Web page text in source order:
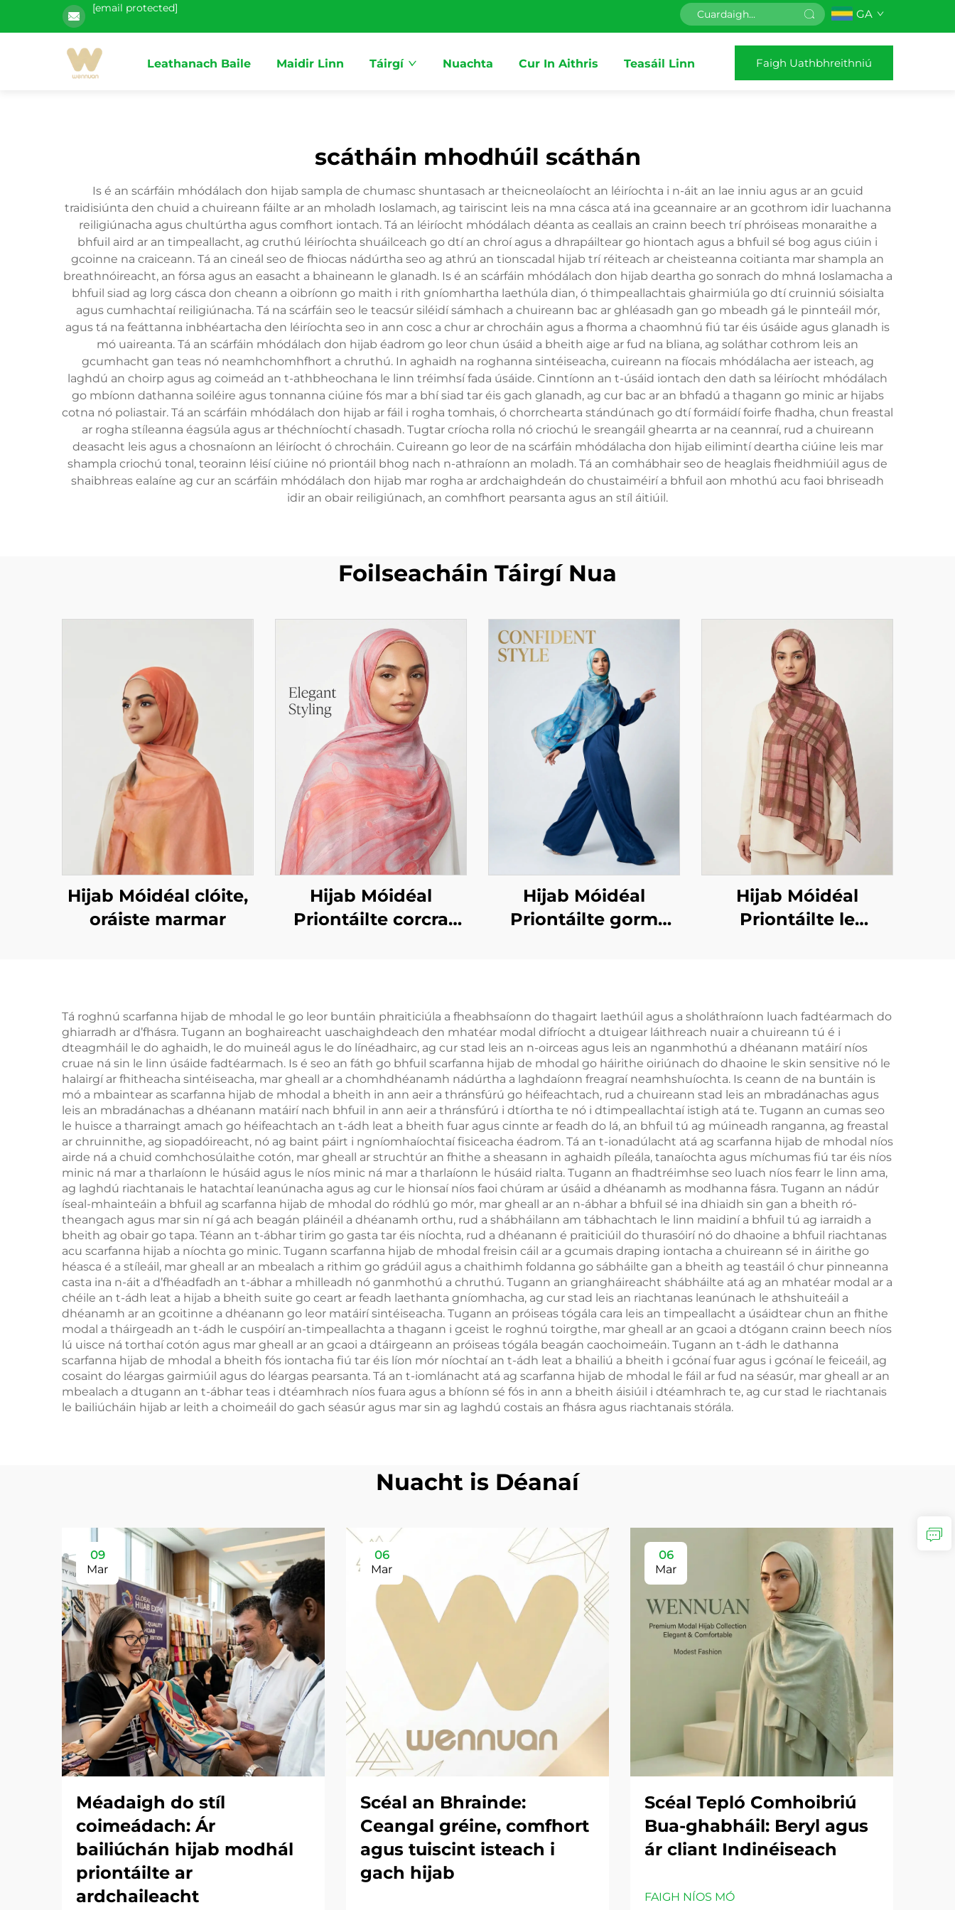
[email protected] GA
Leathanach Baile Maidir Linn Táirgí Nuachta Cur In Aithris Teasáil Linn Faigh Uathbhreithniú
scátháin mhodhúil scáthán
Is é an scárfáin mhódálach don hijab sampla de chumasc shuntasach ar theicneolaíocht an léiríochta i n-áit an lae inniu agus ar an gcuid
traidisiúnta den chuid a chuireann fáilte ar an mholadh Ioslamach, ag tairiscint leis na mna cásca atá ina gceannaire ar an gcothrom idir luachanna
reiligiúnacha agus chultúrtha agus comfhort iontach. Tá an léiríocht mhódálach déanta as ceallais an crainn beech trí phróiseas monaraithe a
bhfuil aird ar an timpeallacht, ag cruthú léiríochta shuáilceach go dtí an chroí agus a dhrapáiltear go hiontach agus a bhfuil sé bog agus ciúin i
gcoinne na craiceann. Tá an cineál seo de fhiocas nádúrtha seo ag athrú an tionscadal hijab trí réiteach ar cheisteanna coitianta mar shampla an
breathnóireacht, an fórsa agus an easacht a bhaineann le glanadh. Is é an scárfáin mhódálach don hijab deartha go sonrach do mhná Ioslamacha a
bhfuil siad ag lorg cásca don cheann a oibríonn go maith i rith gníomhartha laethúla dian, ó thimpeallachtais ghairmiúla go dtí cruinniú sóisialta
agus cumhachtaí reiligiúnacha. Tá na scárfáin seo le teacsúr siléidí sámhach a chuireann bac ar ghléasadh gan go mbeadh gá le pinnteáil mór,
agus tá na feáttanna inbhéartacha den léiríochta seo in ann cosc a chur ar chrocháin agus a fhorma a chaomhnú fiú tar éis úsáide agus glanadh is
mó uaireanta. Tá an scárfáin mhódálach don hijab éadrom go leor chun úsáid a bheith aige ar fud na bliana, ag soláthar cothrom leis an
gcumhacht gan teas nó neamhchomhfhort a chruthú. In aghaidh na roghanna sintéiseacha, cuireann na fíocais mhódálacha aer isteach, ag
laghdú an choirp agus ag coimeád an t-athbheochana le linn tréimhsí fada úsáide. Cinntíonn an t-úsáid iontach den dath sa léiríocht mhódálach
go mbíonn dathanna soiléire agus tonnanna ciúine fós mar a bhí siad tar éis gach glanadh, ag cur bac ar an bhfadú a thagann go minic ar hijabs
cotna nó poliastair. Tá an scárfáin mhódálach don hijab ar fáil i rogha tomhais, ó chorrchearta stándúnach go dtí formáidí foirfe fhadha, chun freastal
ar rogha stíleanna éagsúla agus ar théchníochtí chasadh. Tugtar críocha rolla nó criochú le sreangáil ghearrta ar na ceannraí, rud a chuireann
deasacht leis agus a chosnaíonn an léiríocht ó chrocháin. Cuireann go leor de na scárfáin mhódálacha don hijab eilimintí deartha ciúine leis mar
shampla criochú tonal, teorainn léisí ciúine nó priontáil bhog nach n-athraíonn an moladh. Tá an comhábhair seo de heaglais fheidhmiúil agus de
shaibhreas ealaíne ag cur an scárfáin mhódálach don hijab mar rogha ar ardchaighdeán do chustaiméirí a bhfuil aon mhothú acu faoi bhriseadh
idir an obair reiligiúnach, an comhfhort pearsanta agus an stíl áitiúil.
Foilseacháin Táirgí Nua
Hijab Móidéal clóite,
oráiste marmar
Hijab Móidéal
Priontáilte corcra
Hijab Móidéal
Priontáilte gorm
Hijab Móidéal
Priontáilte le
Tá roghnú scarfanna hijab de mhodal le go leor buntáin phraiticiúla a fheabhsaíonn do thagairt laethúil agus a sholáthraíonn luach fadtéarmach do
ghiarradh ar d’fhásra. Tugann an boghaireacht uaschaighdeach den mhatéar modal difríocht a dtuigear láithreach nuair a chuireann tú é i
dteagmháil le do aghaidh, le do muineál agus le do línéadhairc, ag cur stad leis an n-oirceas agus leis an nganmhothú a dhéanann matáirí níos
cruae ná sin le linn úsáide fadtéarmach. Is é seo an fáth go bhfuil scarfanna hijab de mhodal go háirithe oiriúnach do dhaoine le skin sensitive nó le
halairgí ar fhitheacha sintéiseacha, mar gheall ar a chomhdhéanamh nádúrtha a laghdaíonn freagraí neamhshuíochta. Is ceann de na buntáin is
mó a mbaintear as scarfanna hijab de mhodal a bheith in ann aeir a thránsfúrú go héifeachtach, rud a chuireann stad leis an mbradánachas agus
leis an mbradánachas a dhéanann matáirí nach bhfuil in ann aeir a thránsfúrú i dtíortha te nó i dtimpeallachtaí istigh atá te. Tugann an cumas seo
le huisce a tharraingt amach go héifeachtach an t-ádh leat a bheith fuar agus cinnte ar feadh do lá, an bhfuil tú ag múineadh ranganna, ag freastal
ar chruinnithe, ag siopadóireacht, nó ag baint páirt i ngníomhaíochtaí fisiceacha éadrom. Tá an t-ionadúlacht atá ag scarfanna hijab de mhodal níos
airde ná a chuid comhchosúlaithe cotón, mar gheall ar struchtúr an fhithe a sheasann in aghaidh píleála, tanaíochta agus míchumas fiú tar éis níos
minic ná mar a tharlaíonn le húsáid agus le níos minic ná mar a tharlaíonn le húsáid rialta. Tugann an fhadtréimhse seo luach níos fearr le linn ama,
ag laghdú riachtanais le hatachtaí leanúnacha agus ag cur le hionsaí níos faoi chúram ar úsáid a dhéanamh as modhanna fásra. Tugann an nádúr
íseal-mhainteáin a bhfuil ag scarfanna hijab de mhodal do ródhlú go mór, mar gheall ar an n-ábhar a bhfuil sé ina dhiaidh sin gan a bheith ró-
theangach agus mar sin ní gá ach beagán pláinéil a dhéanamh orthu, rud a shábháilann am tábhachtach le linn maidiní a bhfuil tú ag iarraidh a
bheith ag obair go tapa. Téann an t-ábhar tirim go gasta tar éis níochta, rud a dhéanann é praiticiúil do thurasóirí nó do dhaoine a bhfuil riachtanas
acu scarfanna hijab a níochta go minic. Tugann scarfanna hijab de mhodal freisin cáil ar a gcumais draping iontacha a chuireann sé in áirithe go
héasca é a stíleáil, mar gheall ar an mbealach a rithim go grádúil agus a chaithimh foldanna go sábháilte gan a bheith ag teastáil ó chur pinneanna
casta ina n-áit a d’fhéadfadh an t-ábhar a mhilleadh nó ganmhothú a chruthú. Tugann an griangháireacht shábháilte atá ag an mhatéar modal ar a
chéile an t-ádh leat a hijab a bheith suite go ceart ar feadh laethanta gníomhacha, ag cur stad leis an riachtanas leanúnach le athshuiteáil a
dhéanamh ar an gcoitinne a dhéanann go leor matáirí sintéiseacha. Tugann an próiseas tógála cara leis an timpeallacht a úsáidtear chun an fhithe
modal a tháirgeadh an t-ádh le cuspóirí an-timpeallachta a thagann i gceist le roghnú toirgthe, mar gheall ar an gcaoi a dtógann crainn beech níos
lú uisce ná torthaí cotón agus mar gheall ar an gcaoi a dtáirgeann an próiseas tógála beagán caochoimeáin. Tugann an t-ádh le dathanna
scarfanna hijab de mhodal a bheith fós iontacha fiú tar éis líon mór níochtaí an t-ádh leat a bhailiú a bheith i gcónaí fuar agus i gcónaí le feiceáil, ag
cosaint do léargas gairmiúil agus do léargas pearsanta. Tá an t-iomlánacht atá ag scarfanna hijab de mhodal le fáil ar fud na séasúr, mar gheall ar an
mbealach a dtugann an t-ábhar teas i dtéamhrach níos fuara agus a bhíonn sé fós in ann a bheith áisiúil i dtéamhrach te, ag cur stad le riachtanais
le bailiúcháin hijab ar leith a choimeáil do gach séasúr agus mar sin ag laghdú costais an fhásra agus riachtanais stórála.
Nuacht is Déanaí
09
Mar
Méadaigh do stíl
coimeádach: Ár
bailiúchán hijab modhál
priontáilte ar
ardchaileacht
06
Mar
Scéal an Bhrainde:
Ceangal gréine, comfhort
agus tuiscint isteach i
gach hijab
06
Mar
Scéal Tepló Comhoibriú
Bua-ghabháil: Beryl agus
ár cliant Indinéiseach
FAIGH NÍOS MÓ